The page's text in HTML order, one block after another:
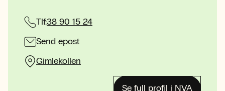
Tlf:38 90 15 24
Send epost
Gimlekollen
Se full profil i NVA